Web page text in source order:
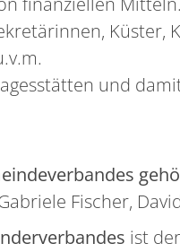
Küster,
und
Fischer,
ist